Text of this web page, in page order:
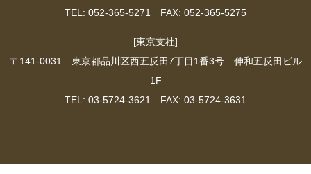
TEL: 052-365-5271 FAX: 052-365-5275
[東京支社]
〒141-0031 東京都品川区西五反田7丁目1番3号 伸和五反田ビル
1F
TEL: 03-5724-3621 FAX: 03-5724-3631